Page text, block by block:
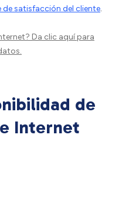
de satisfacción del cliente.
Da clic aquípara
de
Internet